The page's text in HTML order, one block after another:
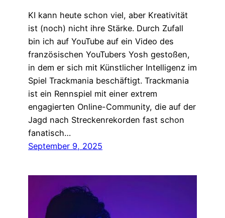
KI kann heute schon viel, aber Kreativität
ist (noch) nicht ihre Stärke. Durch Zufall
bin ich auf YouTube auf ein Video des
französischen YouTubers Yosh gestoßen,
in dem er sich mit Künstlicher Intelligenz im
Spiel Trackmania beschäftigt. Trackmania
ist ein Rennspiel mit einer extrem
engagierten Online-Community, die auf der
Jagd nach Streckenrekorden fast schon
fanatisch…
September 9, 2025